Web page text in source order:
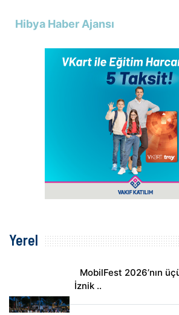
Hibya Haber Ajansı
Yerel
MobilFest 2026’nın
İznik ..